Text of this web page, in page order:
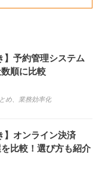
】予約管理システム
順に比較
め 業務効率化
】オンライン決済
比較！選び方も紹介